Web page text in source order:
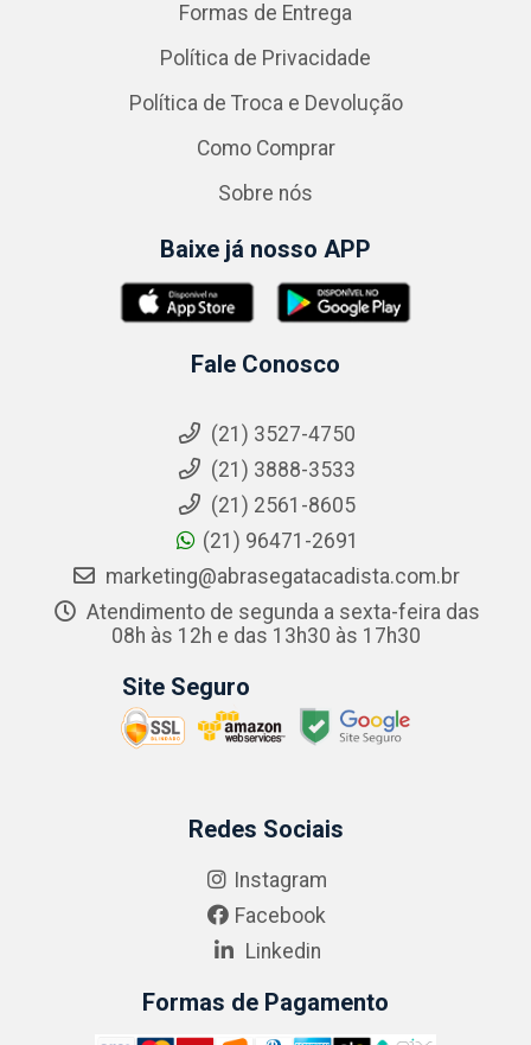
Formas de Entrega
Política de Privacidade
Política de Troca e Devolução
Como Comprar
Sobre nós
Baixe já nosso APP
Fale Conosco
(21) 3527-4750
(21) 3888-3533
(21) 2561-8605
(21) 96471-2691
marketing@abrasegatacadista.com.br
Atendimento de segunda a sexta-feira das
08h às 12h e das 13h30 às 17h30
Site Seguro
Redes Sociais
Instagram
Facebook
Linkedin
Formas de Pagamento